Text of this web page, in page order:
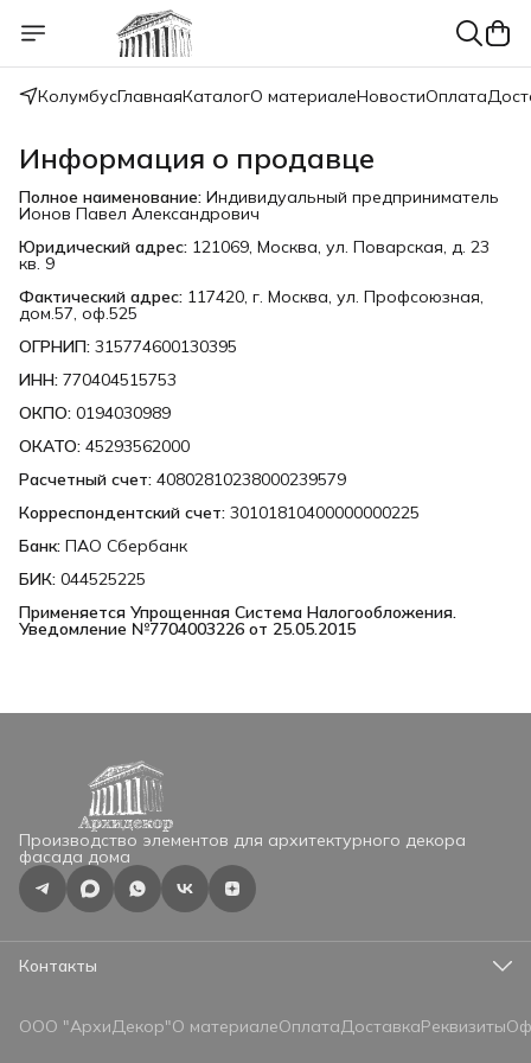
КолумбусГлавнаяКаталогО материалеНовостиОплата
Информация о продавце
Полное наименование: Индивидуальный предприниматель
Ионов Павел Александрович
Юридический адрес: 121069, Москва, ул. Поварская, д. 23
кв. 9
Фактический адрес: 117420, г. Москва, ул. Профсоюзная,
дом.57, оф.525
ОГРНИП: 315774600130395
ИНН: 770404515753
ОКПО: 0194030989
ОКАТО: 45293562000
Расчетный счет: 40802810238000239579
Корреспондентский счет: 30101810400000000225
Банк: ПАО Сбербанк
БИК: 044525225
Применяется Упрощенная Система Налогообложения.
Уведомление №7704003226 от 25.05.2015
Производство элементов для архитектурного декора
фасада дома
Контакты
Телефон
8 (965) 330-72-75
ООО "АрхиДекор"О материалеОплатаДоставкаРеквизиты